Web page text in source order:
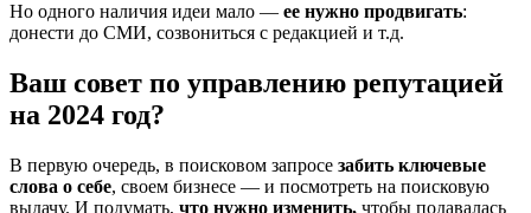
Но одного наличия идеи мало — ее нужно продвигать:
донести до СМИ, созвониться с редакцией и т.д.
Ваш совет по управлению репутацией
на 2024 год?
В первую очередь, в поисковом запросе забить ключевые
слова о себе, своем бизнесе — и посмотреть на поисковую
выдачу. И подумать, что нужно изменить, чтобы подавалась